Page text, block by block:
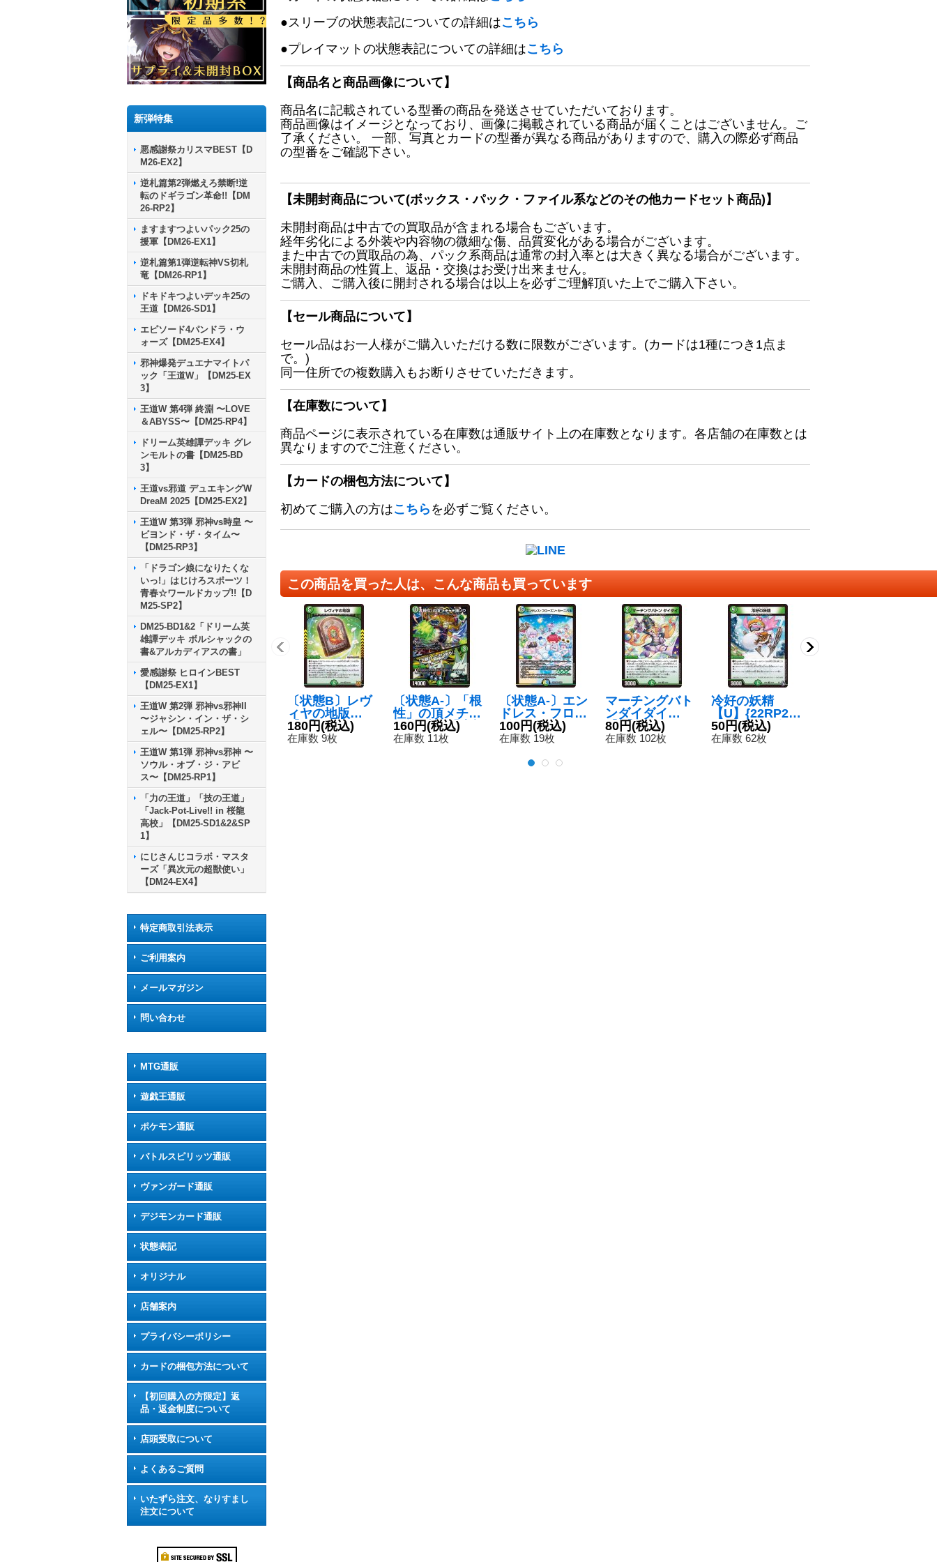
新弾特集
悪感謝祭カリスマBEST【D
M26-EX2】
逆札篇第2弾燃えろ禁断!逆
転のドギラゴン革命!!【DM
26-RP2】
ますますつよいパック25の
援軍【DM26-EX1】
逆札篇第1弾逆転神VS切札
竜【DM26-RP1】
ドキドキつよいデッキ25の
王道【DM26-SD1】
エピソード4パンドラ・ウ
ォーズ【DM25-EX4】
邪神爆発デュエナマイトパ
ック「王道W」【DM25-EX
3】
王道W 第4弾 終淵 〜LOVE
＆ABYSS〜【DM25-RP4】
ドリーム英雄譚デッキ グレ
ンモルトの書【DM25-BD
3】
王道vs邪道 デュエキングW
DreaM 2025【DM25-EX2】
王道W 第3弾 邪神vs時皇 〜
ビヨンド・ザ・タイム〜
【DM25-RP3】
「ドラゴン娘になりたくな
いっ!」はじけろスポーツ！
青春☆ワールドカップ!!【D
M25-SP2】
DM25-BD1&2「ドリーム英
雄譚デッキ ボルシャックの
書&アルカディアスの書」
愛感謝祭 ヒロインBEST
【DM25-EX1】
王道W 第2弾 邪神vs邪神II
〜ジャシン・イン・ザ・シ
ェル〜【DM25-RP2】
王道W 第1弾 邪神vs邪神 〜
ソウル・オブ・ジ・アビ
ス〜【DM25-RP1】
「力の王道」「技の王道」
「Jack-Pot-Live!! in 桜龍
高校」【DM25-SD1&2&SP
1】
にじさんじコラボ・マスタ
ーズ「異次元の超獣使い」
【DM24-EX4】
特定商取引法表示
ご利用案内
メールマガジン
問い合わせ
MTG通販
遊戯王通販
ポケモン通販
バトルスピリッツ通販
ヴァンガード通販
デジモンカード通販
状態表記
オリジナル
店舗案内
プライバシーポリシー
カードの梱包方法について
【初回購入の方限定】返
品・返金制度について
店頭受取について
よくあるご質問
いたずら注文、なりすまし
注文について
●スリーブの状態表記についての詳細はこちら
●プレイマットの状態表記についての詳細はこちら
【商品名と商品画像について】
商品名に記載されている型番の商品を発送させていただいております。
商品画像はイメージとなっており、画像に掲載されている商品が届くことはございません。ご
了承ください。 一部、写真とカードの型番が異なる商品がありますので、購入の際必ず商品
の型番をご確認下さい。
【未開封商品について(ボックス・パック・ファイル系などのその他カードセット商品)】
未開封商品は中古での買取品が含まれる場合もございます。
経年劣化による外装や内容物の微細な傷、品質変化がある場合がございます。
また中古での買取品の為、パック系商品は通常の封入率とは大きく異なる場合がございます。
未開封商品の性質上、返品・交換はお受け出来ません。
ご購入、ご購入後に開封される場合は以上を必ずご理解頂いた上でご購入下さい。
【セール商品について】
セール品はお一人様がご購入いただける数に限数がございます。(カードは1種につき1点ま
で。)
同一住所での複数購入もお断りさせていただきます。
【在庫数について】
商品ページに表示されている在庫数は通販サイト上の在庫数となります。各店舗の在庫数とは
異なりますのでご注意ください。
【カードの梱包方法について】
初めてご購入の方はこちら を必ずご覧ください。
この商品を買った人は、こんな商品も買っています
〔状態B〕レヴ
ィヤの地版
【R】{RP2225/
76}《自然》
180円(税込)
在庫数 9枚
〔状態A-〕「根
性」の頂メチャ
デ塊ゾウ/「大親
分、ここにあ
160円(税込)
在庫数 11枚
〔状態A-〕エン
ドレス・フロー
ズン・カーニバ
ル【VR】{24BD
100円(税込)
在庫数 19枚
マーチングバト
ンダイダイ
【U】{24BD54
2/60}《自然》
80円(税込)
在庫数 102枚
冷好の妖精
【U】{22RP24
5/74}《自然》
50円(税込)
在庫数 62枚